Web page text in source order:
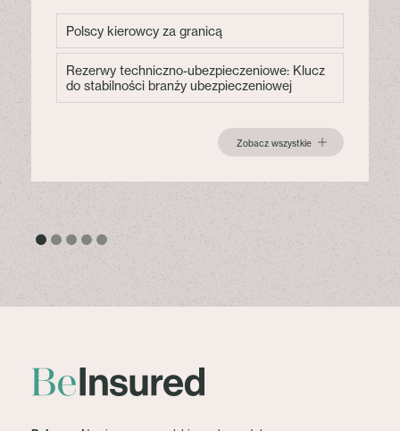
Polscy kierowcy za granicą
Rezerwy techniczno-ubezpieczeniowe: Klucz
do stabilności branży ubezpieczeniowej
Zobacz wszystkie